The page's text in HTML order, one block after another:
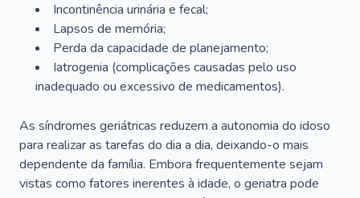
Incontinência urinária e fecal;
Lapsos de memória;
Perda da capacidade de planejamento;
Iatrogenia (complicações causadas pelo uso
inadequado ou excessivo de medicamentos).
As síndromes geriátricas reduzem a autonomia do idoso
para realizar as tarefas do dia a dia, deixando-o mais
dependente da família. Embora frequentemente sejam
vistas como fatores inerentes à idade, o geriatra pode